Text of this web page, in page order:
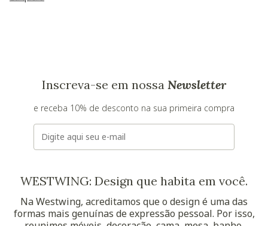
Inscreva-se em nossa Newsletter
e receba 10% de desconto na sua primeira compra
E-mail
WESTWING: Design que habita em você.
Na Westwing, acreditamos que o design é uma das
formas mais genuínas de expressão pessoal. Por isso,